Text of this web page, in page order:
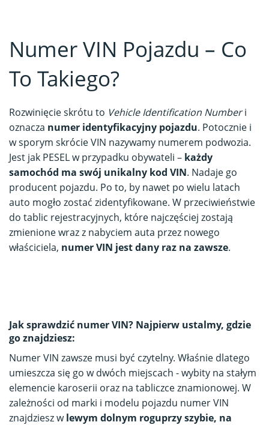
Numer VIN Pojazdu – Co
To Takiego?
Rozwinięcie skrótu to Vehicle Identification Numberi
oznacza numer identyfikacyjny pojazdu. Potocznie i
w sporym skrócie VIN nazywamy numerem podwozia.
Jest jak PESEL w przypadku obywateli – każdy
samochód ma swój unikalny kod VIN. Nadaje go
producent pojazdu. Po to, by nawet po wielu latach
auto mogło zostać zidentyfikowane. W przeciwieństwie
do tablic rejestracyjnych, które najczęściej zostają
zmienione wraz z nabyciem auta przez nowego
właściciela, numer VIN jest dany raz na zawsze.
Jak sprawdzić numer VIN? Najpierw ustalmy, gdzie
go znajdziesz:
Numer VIN zawsze musi być czytelny. Właśnie dlatego
umieszcza się go w dwóch miejscach - wybity na stałym
elemencie karoserii oraz na tabliczce znamionowej. W
zależności od marki i modelu pojazdu numer VIN
znajdziesz wlewym dolnym roguprzy szybie, na